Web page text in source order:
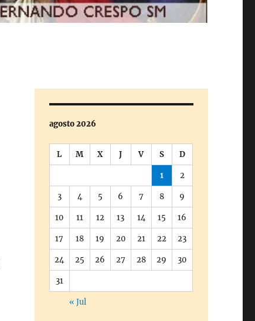
agosto 2026
L M X J V S D
1 2
3 4 5 6 7 8 9
10 11 12 13 14 15 16
17 18 19 20 21 22 23
24 25 26 27 28 29 30
31
« Jul